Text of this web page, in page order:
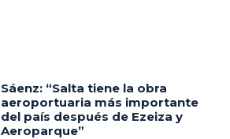
Sáenz: “Salta tiene la obra
aeroportuaria más importante
del país después de Ezeiza y
Aeroparque”